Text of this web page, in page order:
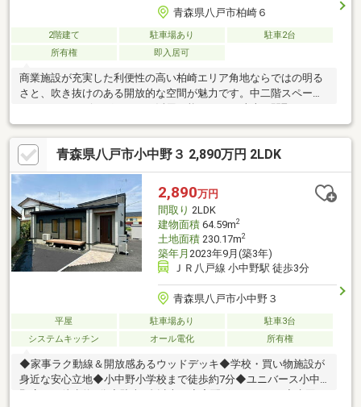
青森県八戸市柏崎６
2階建て 駐車場あり
駐車2台
所有権
即入居可
商業施設が充実した利便性の高い柏崎エリア角地ならではの明る
さと、吹き抜けのある開放的な空間が魅力です。中二階スペース
す。≪おすすめポイント≫■角地につき日当たり・通風良好■吹き
抜け＋オープン階段で開放感のあるLDK■目線が気になるリビング
にはカーテン付きで安心■駐車並列2台可■物置設置スペースあり
【こんな方にオススメ！】・明るく開放感のある家に住みたい・
利便性と住みやすさを両立したい・すぐに新しい生活を始めた
い・ありきたりな建売住宅では物足りない
青森県八戸市小中野３ 2,890万円 2LDK
2,890万円
間取り 2LDK
建物面積64.59m2
土地面積230.17m2
築年月 2023年9月(築3年)
ＪＲ八戸線 小中野駅 徒歩3分
青森県八戸市小中野３
平屋 駐車場あり
駐車3台
システムキッチン
オール電化 所有権
◆家事ラク動線＆開放感あるウッドデッキ◆学校・買い物施設が
身近な安心立地◆小中野小学校まで徒歩約7分◆ユニバース小中
野店まで徒歩約2分◆駐車3台以上可◆宅配ボックスあり◆水回り